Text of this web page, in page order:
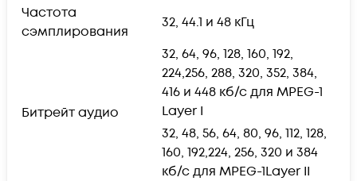
Частота
сэмплирования
32, 44.1 и 48 кГц
Битрейт аудио
32, 64, 96, 128, 160, 192,
224,256, 288, 320, 352, 384,
416 и 448 кб/с для MPEG-1
Layer I
32, 48, 56, 64, 80, 96, 112, 128,
160, 192,224, 256, 320 и 384
кб/с для MPEG-1Layer II